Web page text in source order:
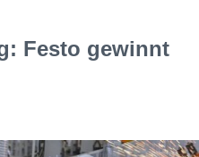
Festo gewinnt